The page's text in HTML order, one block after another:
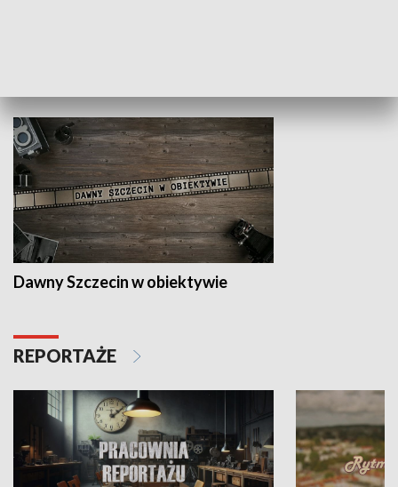
Dawny Szczecin w obiektywie
REPORTAŻE